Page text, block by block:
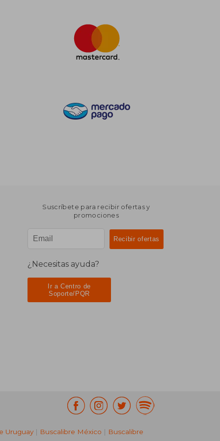
Suscríbete para recibir ofertas y
promociones
¿Necesitas ayuda?
Ir a Centro de
Soporte/PQR
Uruguay | Buscalibre México | Buscalibre